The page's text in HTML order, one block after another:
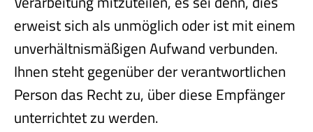
erweist sich als unmöglich oder ist mit einem
unverhältnismäßigen Aufwand verbunden.
Ihnen steht gegenüber der verantwortlichen
Person das Recht zu, über diese Empfänger
unterrichtet zu werden.